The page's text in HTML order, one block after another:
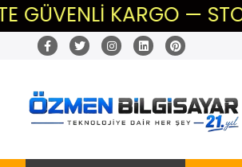
KARGO — STOKTAN